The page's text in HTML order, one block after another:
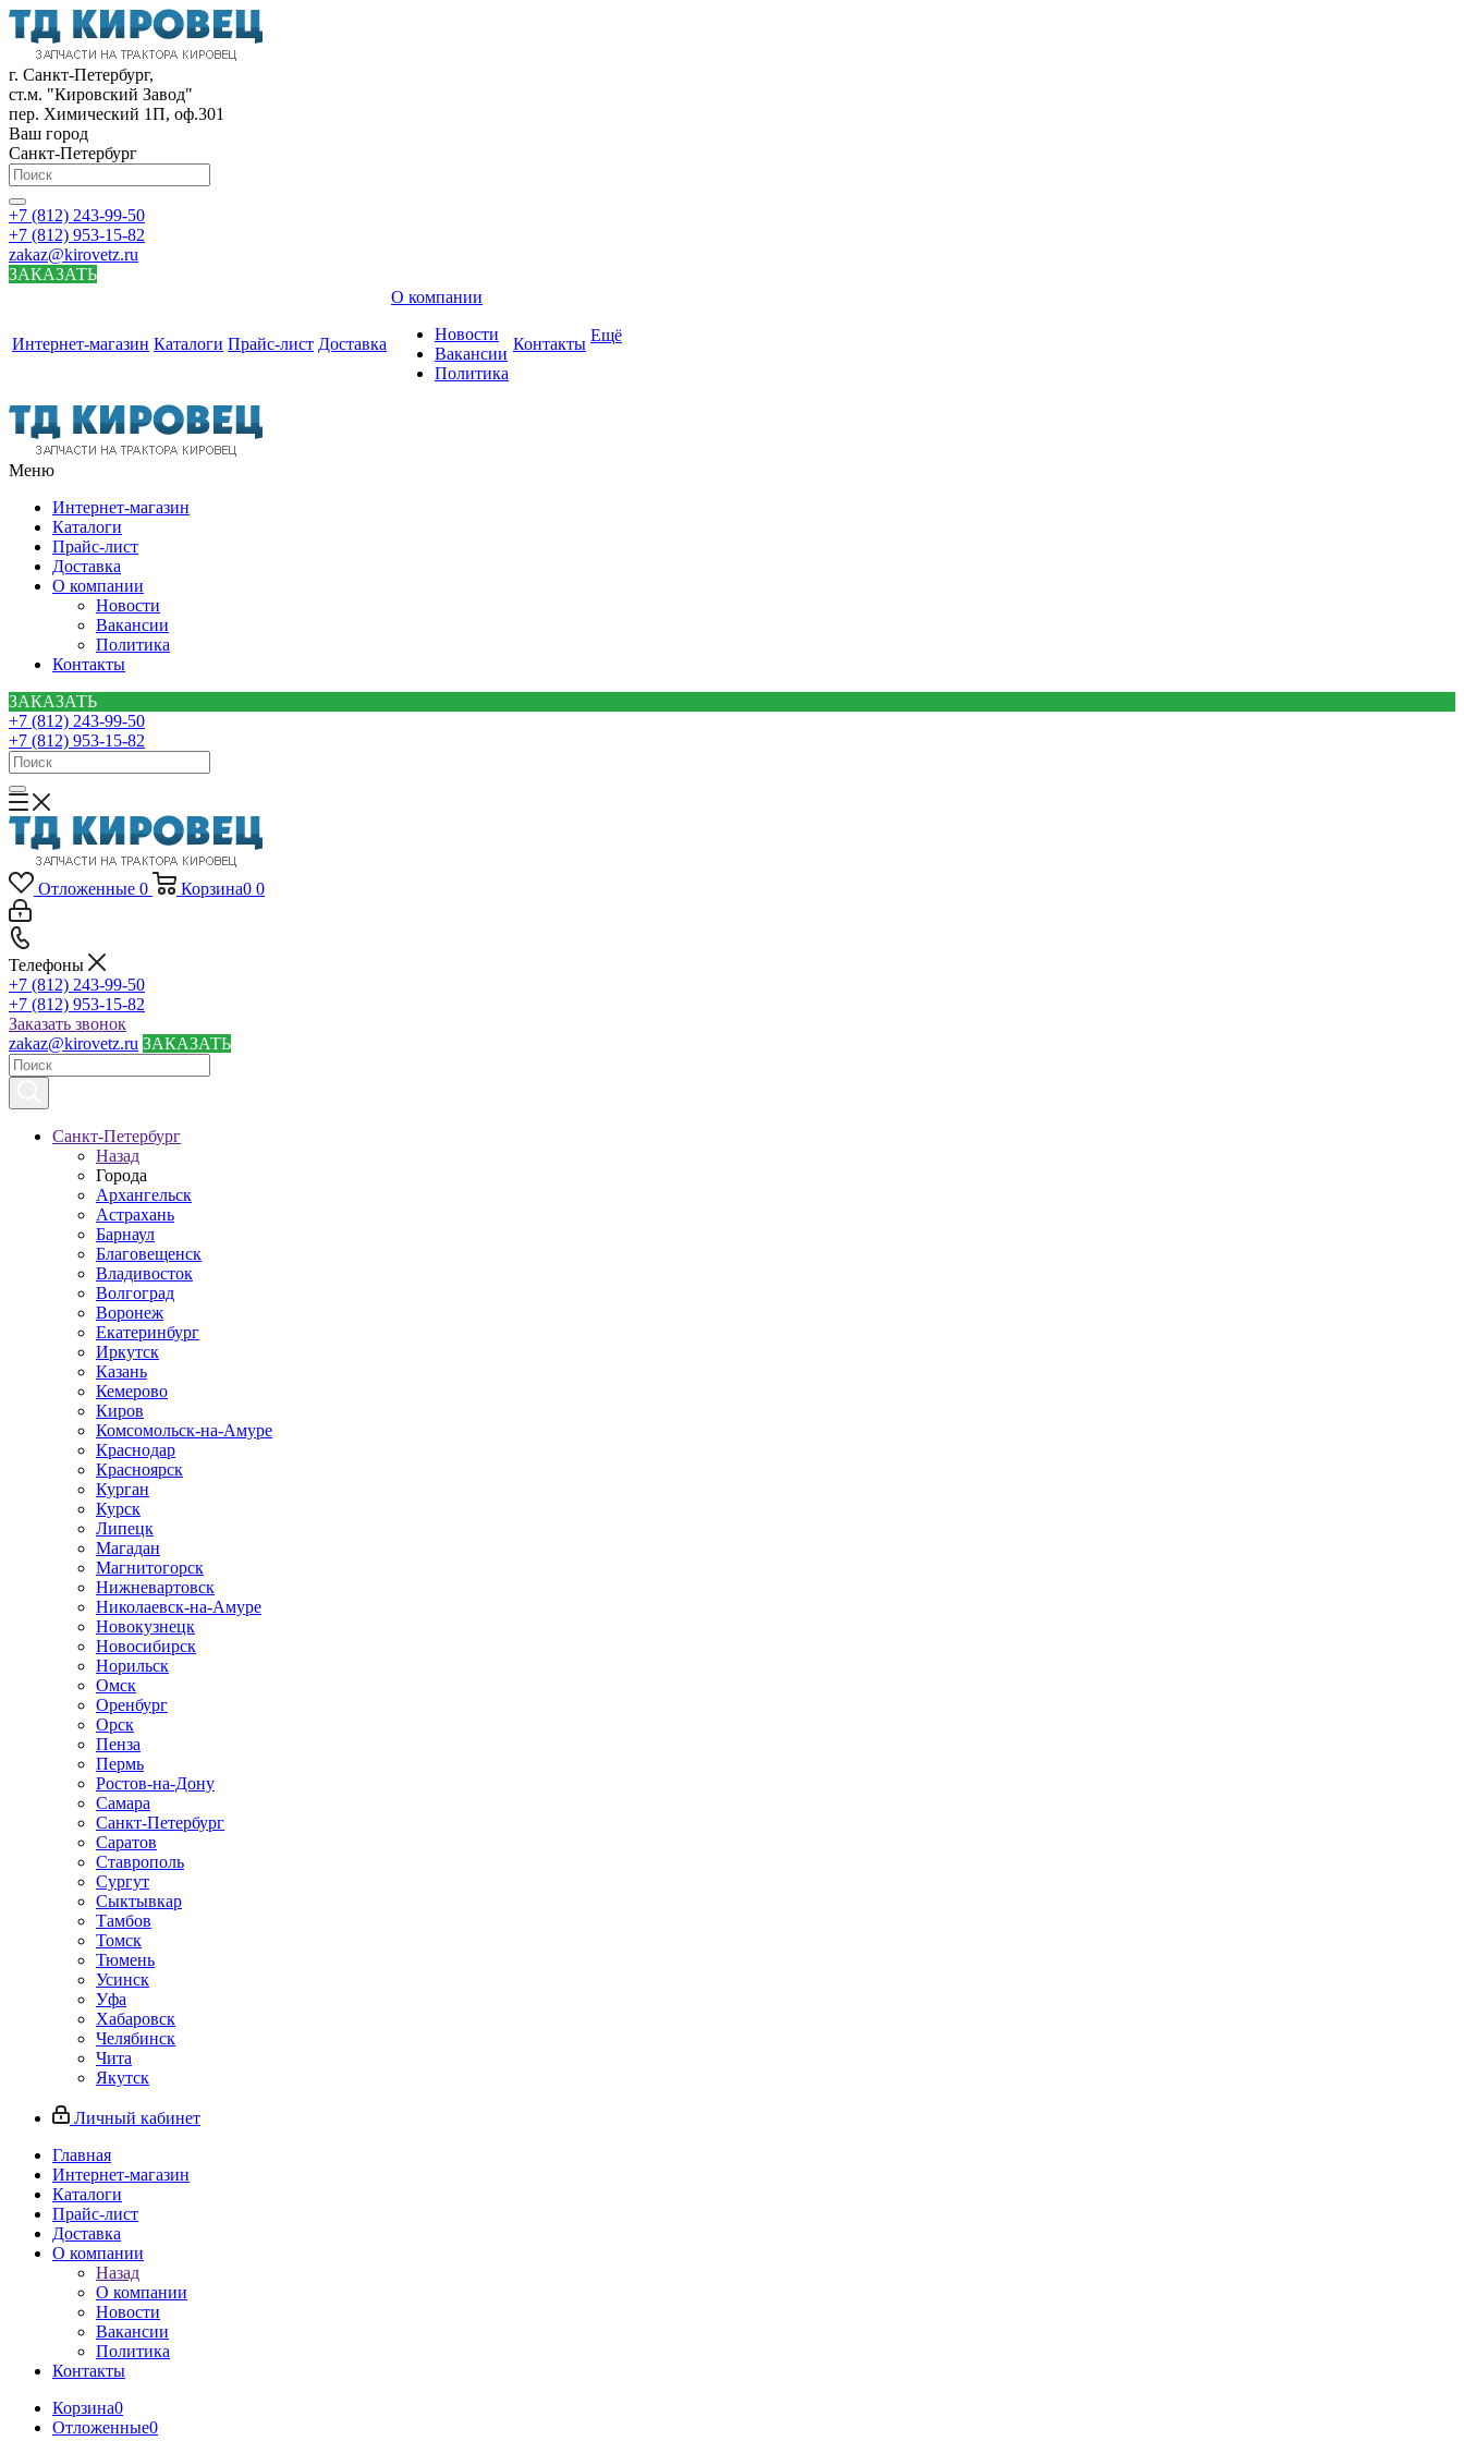
г. Санкт-Петербург,
ст.м. "Кировский Завод"
пер. Химический 1П, оф.301
Ваш город
Санкт-Петербург
+7 (812) 243-99-50
+7 (812) 953-15-82
zakaz@kirovetz.ru
ЗАКАЗАТЬ
Интернет-магазин Каталоги Прайс-лист Доставка
О компании
Новости
Вакансии
Политика
Контакты Ещё
Меню
Интернет-магазин
Каталоги
Прайс-лист
Доставка
О компании
Новости
Вакансии
Политика
Контакты
ЗАКАЗАТЬ
+7 (812) 243-99-50
+7 (812) 953-15-82
Отложенные 0 Корзина0 0
Телефоны
+7 (812) 243-99-50
+7 (812) 953-15-82
Заказать звонок
zakaz@kirovetz.ru ЗАКАЗАТЬ
Санкт-Петербург
Назад
Города
Архангельск
Астрахань
Барнаул
Благовещенск
Владивосток
Волгоград
Воронеж
Екатеринбург
Иркутск
Казань
Кемерово
Киров
Комсомольск-на-Амуре
Краснодар
Красноярск
Курган
Курск
Липецк
Магадан
Магнитогорск
Нижневартовск
Николаевск-на-Амуре
Новокузнецк
Новосибирск
Норильск
Омск
Оренбург
Орск
Пенза
Пермь
Ростов-на-Дону
Самара
Санкт-Петербург
Саратов
Ставрополь
Сургут
Сыктывкар
Тамбов
Томск
Тюмень
Усинск
Уфа
Хабаровск
Челябинск
Чита
Якутск
Личный кабинет
Главная
Интернет-магазин
Каталоги
Прайс-лист
Доставка
О компании
Назад
О компании
Новости
Вакансии
Политика
Контакты
Корзина0
Отложенные0